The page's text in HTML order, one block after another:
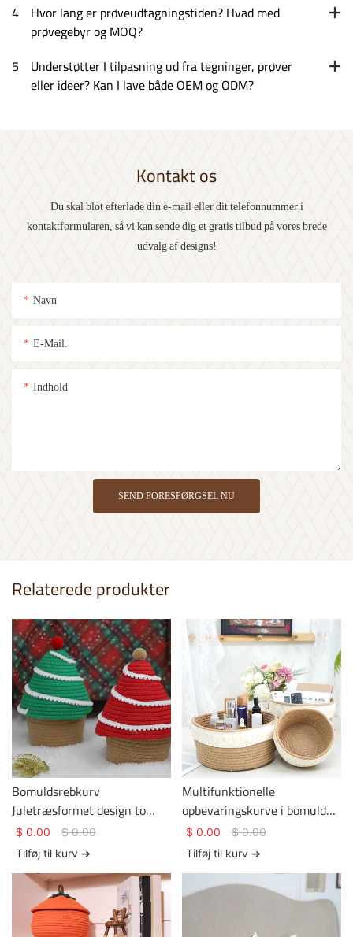
4 Hvor lang er prøveudtagningstiden? Hvad med
prøvegebyr og MOQ?
5 Understøtter I tilpasning ud fra tegninger, prøver
eller ideer? Kan I lave både OEM og ODM?
Kontakt os
Du skal blot efterlade din e-mail eller dit telefonnummer i
kontaktformularen, så vi kan sende dig et gratis tilbud på vores brede
udvalg af designs!
Navn
E-Mail.
Indhold
SEND FORESPØRGSEL NU
Relaterede produkter
Bomuldsrebkurv
Juletræsformet design to
farver Kurv Gem
Bomuldsrebkurv
$ 0.00 $0.00
Tilføj til kurv ➔
Multifunktionelle
opbevaringskurve i bomuld
med kvaster i kanten
$ 0.00 $0.00
Tilføj til kurv ➔